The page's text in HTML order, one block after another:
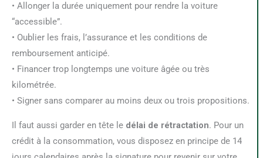
• Allonger la durée uniquement pour rendre la voiture
“accessible”.
• Oublier les frais, l’assurance et les conditions de
remboursement anticipé.
• Financer trop longtemps une voiture âgée ou très
kilométrée.
• Signer sans comparer au moins deux ou trois propositions.
Il faut aussi garder en tête le délai de rétractation. Pour un
crédit à la consommation, vous disposez en principe de 14